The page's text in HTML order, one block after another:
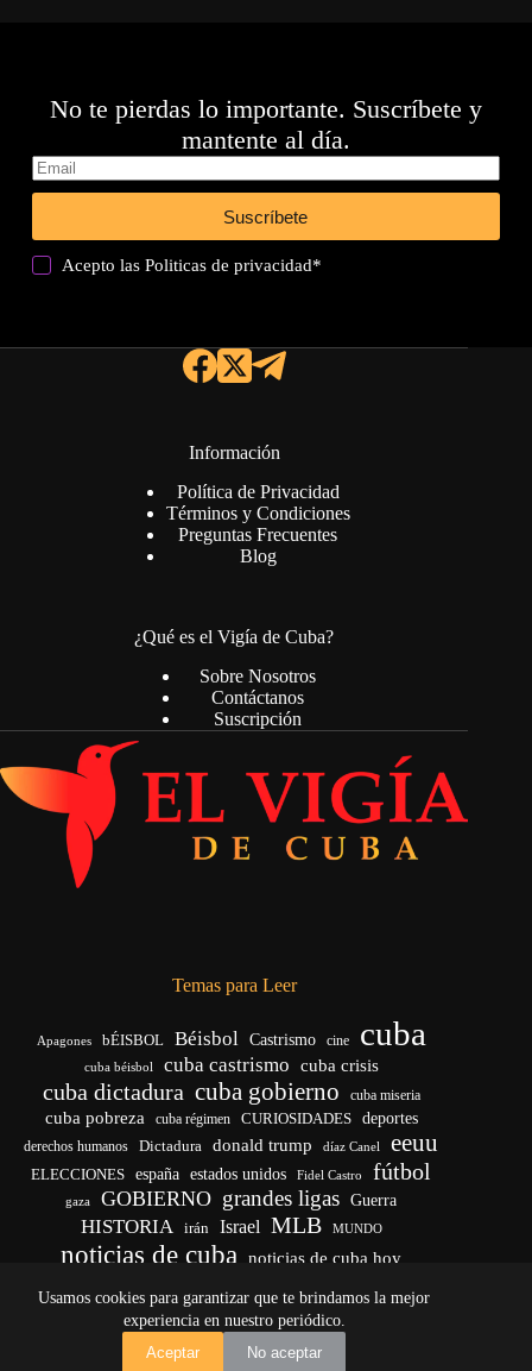
Usamos cookies para garantizar que te brindamos la mejor
experiencia en nuestro periódico.
Aceptar
No aceptar
No te pierdas lo importante. Suscríbete y
mantente al día.
Suscríbete
Acepto lasPoliticas de privacidad*
Información
Política de Privacidad
Términos y Condiciones
Preguntas Frecuentes
Blog
¿Qué es el Vigía de Cuba?
Sobre Nosotros
Contáctanos
Suscripción
Temas para Leer
Apagones bÉISBOL Béisbol Castrismo cine cuba
cuba béisbol cuba castrismo cuba crisis
cuba dictadura cuba gobierno cuba miseria
cuba pobreza cuba régimen CURIOSIDADES deportes
derechos humanos Dictadura donald trump díaz Canel eeuu
ELECCIONES españa estados unidos Fidel Castro fútbol
gaza GOBIERNO grandes ligas Guerra
HISTORIA irán Israel MLB MUNDO
noticias de cuba
noticias de cuba hoy
vida yankees
Copyright © 2026 - El Vigía de Cuba
Desarrollo, mantenimiento web y SEO por